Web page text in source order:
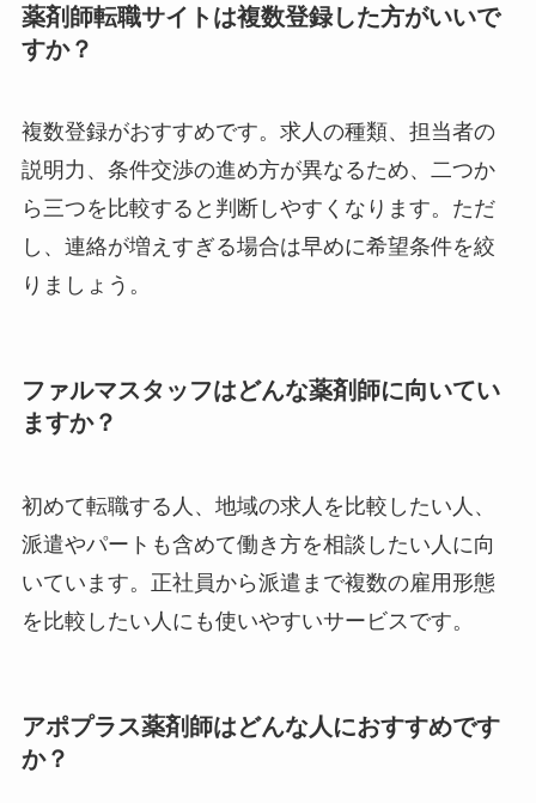
薬剤師転職サイトは複数登録した方がいいで
すか？
複数登録がおすすめです。求人の種類、担当者の
説明力、条件交渉の進め方が異なるため、二つか
ら三つを比較すると判断しやすくなります。ただ
し、連絡が増えすぎる場合は早めに希望条件を絞
りましょう。
ファルマスタッフはどんな薬剤師に向いてい
ますか？
初めて転職する人、地域の求人を比較したい人、
派遣やパートも含めて働き方を相談したい人に向
いています。正社員から派遣まで複数の雇用形態
を比較したい人にも使いやすいサービスです。
アポプラス薬剤師はどんな人におすすめです
か？